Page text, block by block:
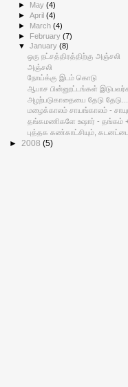
►
May(4)
►April(4)
► March(4)
► February(7)
▼January(8)
ஒரு நட்சத்திரத்திற்கு அஞ்சலி
அஞ்சலி
நோய்க்கு இடம் கொடு
ஆபாச பின்னூட்டங்கள்
அழற்படுகாதையை தேடு
மழைக்காலம் சாயங்காலம் -
தங்கமணிகளே உஷார் - தங்கம் +
புத்தக கண்காட்சியும்,
► 2008 (5)